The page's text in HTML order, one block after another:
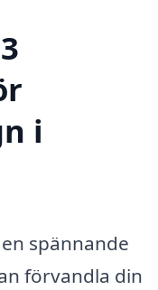
i
spännande
förvandla din